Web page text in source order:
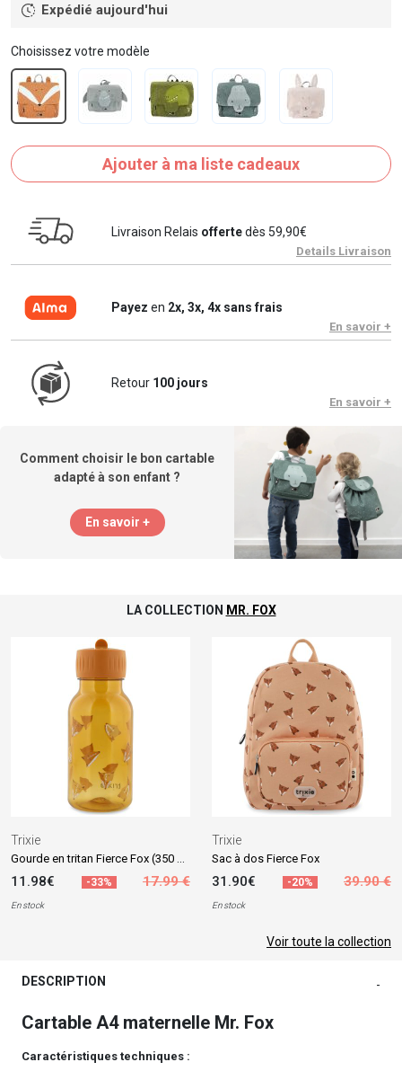
Expédié aujourd'hui
Choisissez votre modèle
Ajouter à ma liste cadeaux
Livraison Relais offertedès 59,90€
Details Livraison
Payez en 2x, 3x, 4x sans frais
En savoir +
Retour 100 jours
En savoir +
Comment choisir le bon cartable
adapté à son enfant ?
En savoir +
LA COLLECTION MR. FOX
Trixie
11.98€ -33% 17.99 €
En stock
Trixie
Sac à dos Fierce Fox
31.90€ -20% 39.90 €
En stock
Voir toute la collection
DESCRIPTION -
Cartable A4 maternelle Mr. Fox
Caractéristiques techniques :